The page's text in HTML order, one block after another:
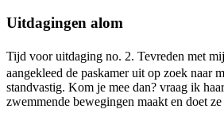
Uitdagingen alom
Tijd voor uitdaging no. 2. Tevreden met
aangekleed de paskamer uit op zoek naar
standvastig. Kom je mee dan? vraag ik
zwemmende bewegingen maakt en doet